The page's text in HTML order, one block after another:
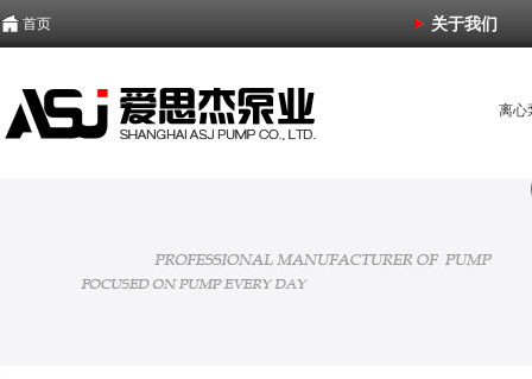
首页 关于我们
离心